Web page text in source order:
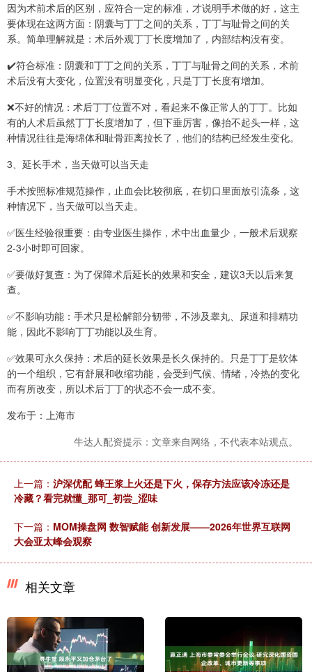
因为术前术后的区别，应符合一定的标准，才说明手术做的好，这主
要体现在这两方面：阴囊与丁丁之间的关系，丁丁与耻骨之间的关
系。简单理解就是：术后外观丁丁长度增加了，内部结构没有变。
✔️符合标准：阴囊和丁丁之间的关系，丁丁与耻骨之间的关系，术前
术后没有大变化，位置没有明显变化，只是丁丁长度有增加。
❌不好的情况：术后丁丁位置不对，看起来不像正常人的丁丁。比如
有的人术后虽然丁丁长度增加了，但下垂厉害，像抬不起头一样，这
种情况往往是海绵体和耻骨距离拉长了，他们的结构已经发生变化。
3、延长手术，当天做可以当天走
手术按照标准规范操作，止血会比较彻底，在切口里面放引流条，这
种情况下，当天做可以当天走。
✅医生经验很重要：由专业医生操作，术中出血量少，一般术后观察
2-3小时即可回家。
✅要做好复查：为了保障术后延长的效果和安全，建议3天以后来复
查。
✅不影响功能：手术只是松解部分韧带，不涉及睾丸、尿道和排精功
能，因此不影响丁丁功能以及生育。
✅效果可永久保持：术后的延长效果是长久保持的。只是丁丁是软体
的一个组织，它有舒展和收缩功能，会受到气候、情绪，冷热的变化
而有所改变，所以术后丁丁的状态不会一成不变。
发布于：上海市
牛达人配资提示：文章来自网络，不代表本站观点。
上一篇： 沪深优配 蜂王浆上火还是下火，保存方法应该冷冻还是
冷藏？看完就懂_那可_初尝_涩味
下一篇： MOM操盘网 数智赋能 创新发展——2026年世界互联网
大会亚太峰会观察
相关文章